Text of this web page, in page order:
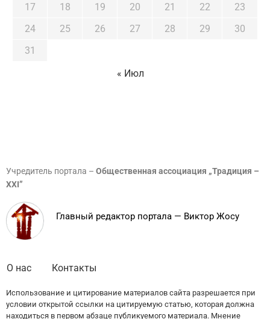
17
18 19 20 21 22
23
24
25 26 27 28 29
30
31
« Июл
Учредитель портала – Общественная ассоциация „Традиция –
XXI”
Главный редактор портала — Виктор Жосу
О нас Контакты
Использование и цитирование материалов сайта разрешается при
условии открытой ссылки на цитируемую статью, которая должна
находиться в первом абзаце публикуемого материала. Мнение